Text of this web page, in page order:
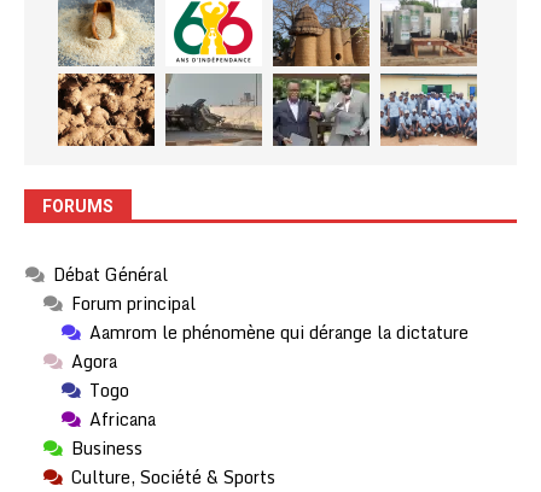
FORUMS
Débat Général
Forum principal
Aamrom le phénomène qui dérange la dictature
Agora
Togo
Africana
Business
Culture, Société & Sports